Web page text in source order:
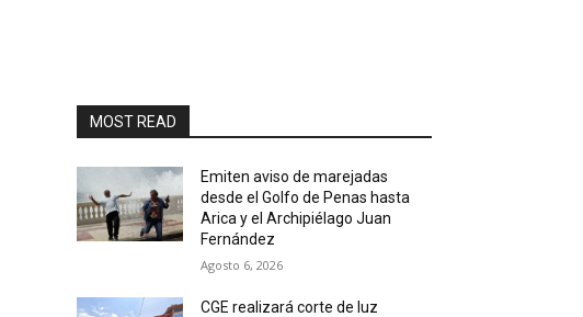
MOST READ
Emiten aviso de marejadas
desde el Golfo de Penas hasta
Arica y el Archipiélago Juan
Fernández
Agosto 6, 2026
CGE realizará corte de luz